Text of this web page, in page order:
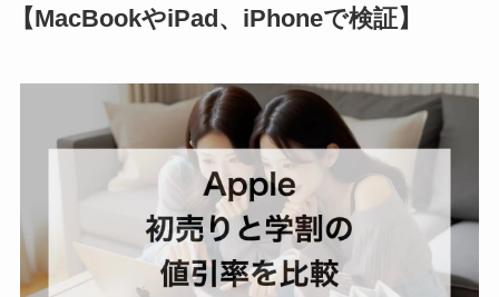
【MacBookやiPad、iPhoneで検証】